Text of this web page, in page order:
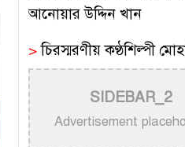
আনোয়ার উদ্দিন খান
>চিরস্মরণীয় কণ্ঠশিল্পী
রফির জীবন ও সুরের যাত্রা
>
ট্রাম্প প্রশাসনের সামরিক
নিজের গান ব্যবহার নিয়ে
SIDEBAR_2
Advertisement